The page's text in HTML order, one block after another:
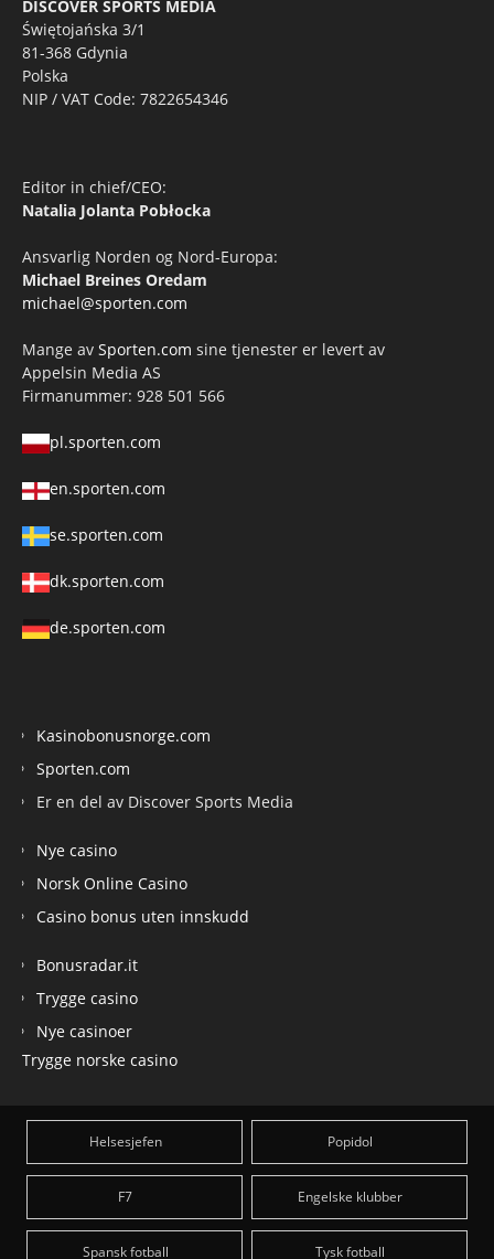
DISCOVER SPORTS MEDIA
Świętojańska 3/1
81-368 Gdynia
Polska
NIP / VAT Code: 7822654346
Editor in chief/CEO:
Natalia Jolanta Pobłocka
Ansvarlig Norden og Nord-Europa:
Michael Breines Oredam
michael@sporten.com
Mange av Sporten.com sine tjenester er levert av
Appelsin Media AS
Firmanummer: 928 501 566
pl.sporten.com
en.sporten.com
se.sporten.com
dk.sporten.com
de.sporten.com
Kasinobonusnorge.com
Sporten.com
Er en del av Discover Sports Media
Nye casino
Norsk Online Casino
Casino bonus uten innskudd
Bonusradar.it
Trygge casino
Nye casinoer
Trygge norske casino
Helsesjefen Popidol
F7 Engelske klubber
Spansk fotball Tysk fotball